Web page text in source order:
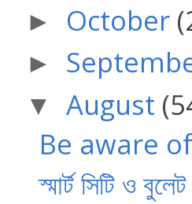
► October
►
▼ August
Be aware
স্মার্ট সিটি ও